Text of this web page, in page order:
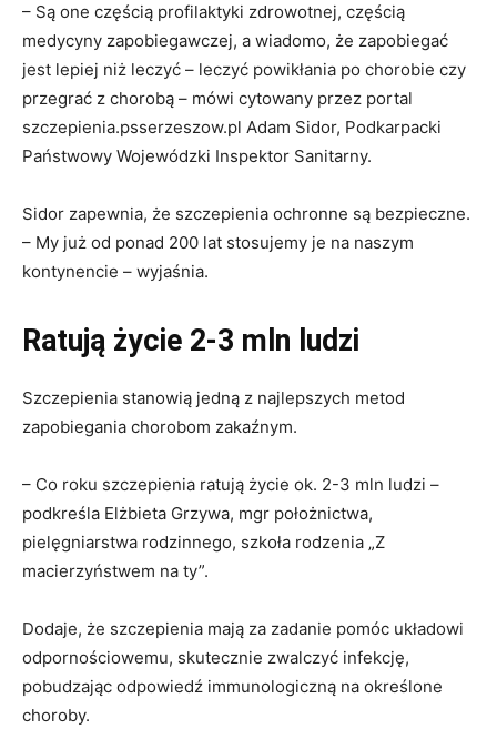
– Są one częścią profilaktyki zdrowotnej, częścią
medycyny zapobiegawczej, a wiadomo, że zapobiegać
jest lepiej niż leczyć – leczyć powikłania po chorobie czy
przegrać z chorobą – mówi cytowany przez portal
szczepienia.psserzeszow.pl Adam Sidor, Podkarpacki
Państwowy Wojewódzki Inspektor Sanitarny.
Sidor zapewnia, że szczepienia ochronne są bezpieczne.
– My już od ponad 200 lat stosujemy je na naszym
kontynencie – wyjaśnia.
Ratują życie 2-3 mln ludzi
Szczepienia stanowią jedną z najlepszych metod
zapobiegania chorobom zakaźnym.
– Co roku szczepienia ratują życie ok. 2-3 mln ludzi –
podkreśla Elżbieta Grzywa, mgr położnictwa,
pielęgniarstwa rodzinnego, szkoła rodzenia „Z
macierzyństwem na ty”.
Dodaje, że szczepienia mają za zadanie pomóc układowi
odpornościowemu, skutecznie zwalczyć infekcję,
pobudzając odpowiedź immunologiczną na określone
choroby.